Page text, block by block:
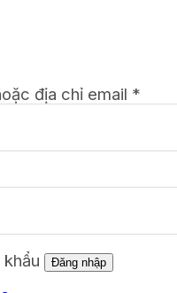
địa chỉ email *
khẩu Đăng nhập